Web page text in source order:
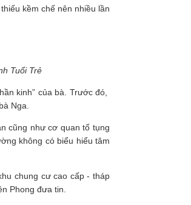
kềm chế nên nhiều lần
Tuổi Trẻ
kinh” của bà. Trước đó,
Nga.
cũng như cơ quan tố tụng
không có biểu hiểu tâm
chung cư cao cấp - tháp
Phong đưa tin.